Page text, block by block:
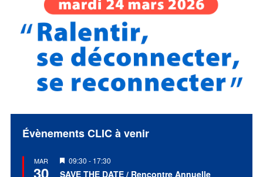
Évènements CLIC à venir
MAR
Mis
en
09:30 - 17:30
SAVE THE DATE / Rencontre Annuelle